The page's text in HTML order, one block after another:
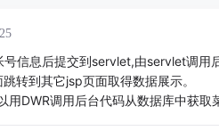
信息后提交到servlet,由servlet调用
转到其它jsp页面取得数据展示。
用DWR调用后台代码从数据库中获